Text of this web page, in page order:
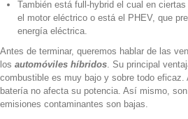
También está full-hybrid el cual en
el motor eléctrico o está el PHEV, que
energía eléctrica.
Antes de terminar, queremos hablar de las
los automóviles híbridos . Su principal
combustible es muy bajo y sobre todo eficaz.
batería no afecta su potencia. Así mismo,
emisiones contaminantes son bajas.